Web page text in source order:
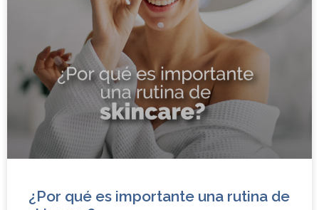
¿Por qué es importante una rutina de